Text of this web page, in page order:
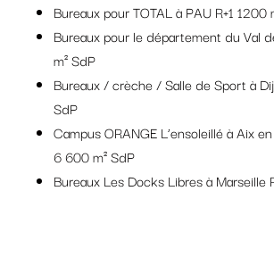
Bureaux pour TOTAL à PAU R+1 1200
Bureaux pour le département du Val
m² SdP
Bureaux / crèche / Salle de Sport à
SdP
Campus ORANGE L’ensoleillé à Aix
6 600 m² SdP
Bureaux Les Docks Libres à Marseille